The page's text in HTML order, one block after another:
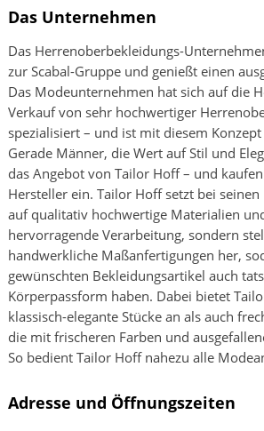
Das Unternehmen
Das Herrenoberbekleidungs-
zur Scabal-Gruppe und genießt einen
Das Modeunternehmen hat sich auf die
Verkauf von sehr hochwertiger
spezialisiert – und ist mit diesem
Gerade Männer, die Wert auf Stil und
das Angebot von Tailor Hoff – und
Hersteller ein. Tailor Hoff setzt bei
auf qualitativ hochwertige Materialien
hervorragende Verarbeitung, sondern
handwerkliche Maßanfertigungen her,
gewünschten Bekleidungsartikel auch
Körperpassform haben. Dabei bietet
klassisch-elegante Stücke an als auch
die mit frischeren Farben und
So bedient Tailor Hoff nahezu alle
Adresse und Öffnungszeiten